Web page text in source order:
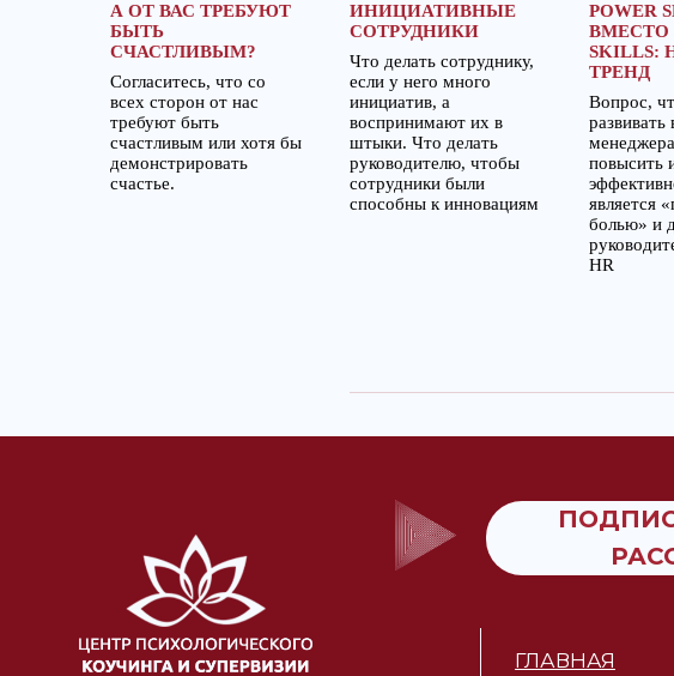
А ОТ ВАС ТРЕБУЮТ
БЫТЬ
СЧАСТЛИВЫМ?
Согласитесь, что со
всех сторон от нас
требуют быть
счастливым или хотя бы
демонстрировать
счастье.
ИНИЦИАТИВНЫЕ
СОТРУДНИКИ
Что делать сотруднику,
если у него много
инициатив, а
воспринимают их в
штыки. Что делать
руководителю, чтобы
сотрудники были
способны к инновациям
POWER
ВМЕСТО
ТРЕНД
Вопрос,
развивать
повысить
является
болью» и
HR
ГЛАВНАЯ